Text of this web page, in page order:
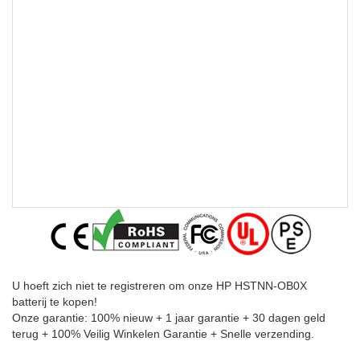
U hoeft zich niet te registreren om onze HP HSTNN-OB0X
batterij te kopen!
Onze garantie: 100% nieuw + 1 jaar garantie + 30 dagen geld
terug + 100% Veilig Winkelen Garantie + Snelle verzending.